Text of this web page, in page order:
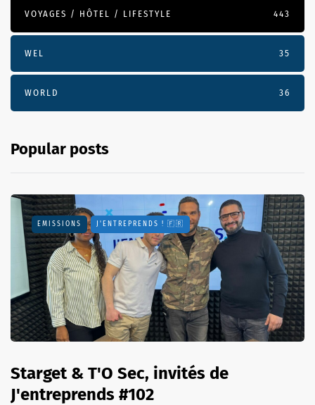
VOYAGES / HÔTEL / LIFESTYLE 443
WEL 35
WORLD 36
Popular posts
EMISSIONS J'ENTREPRENDS ! 🇫🇷
Starget & T'O Sec, invités de
J'entreprends #102